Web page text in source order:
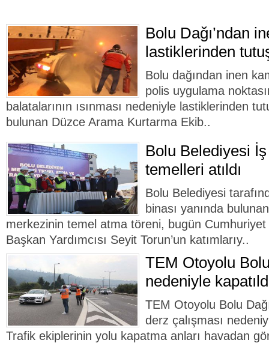
Bolu Dağı’ndan
lastiklerinden
Bolu dağından inen
polis uygulama
balatalarının ısınması nedeniyle lastiklerinden
bulunan Düzce Arama Kurtarma Ekib..
Bolu Belediyesi
temelleri atıldı
Bolu Belediyesi
binası yanında
merkezinin temel atma töreni, bugün
Başkan Yardımcısı Seyit Torun’un katımlarıy..
TEM Otoyolu
nedeniyle
TEM Otoyolu Bolu
derz çalışması
Trafik ekiplerinin yolu kapatma anları havadan